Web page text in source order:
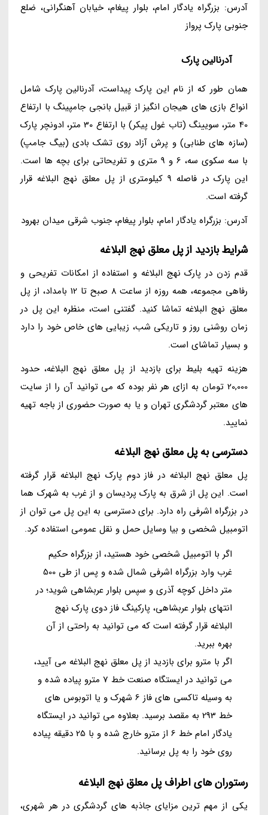
آدرس: بزرگراه یادگار امام، بلوار پیغام، خیابان آهنگرانی، ضلع
جنوبی پارک پرواز
آدرنالین پارک
همان طور که از نام این پارک پیداست، آدرنالین پارک شامل
انواع بازی های هیجان انگیز از قبیل بانجی جامپینگ با ارتفاع
40 متر، سویینگ (تاب غول پیکر) با ارتفاع 30 متر، ادونچر پارک
(سازه های طنابی) و پرش آزاد روی تشک بادی (بیگ جامپ)
با سه سکوی سه، 6 و 9 متری و تفریحاتی برای بچه ها است.
این پارک در فاصله 9 کیلومتری از پل معلق نهج البلاغه قرار
گرفته است.
آدرس: بزرگراه یادگار امام، بلوار پیغام، جنوب شرقی میدان بهرود
شرایط بازدید از پل معلق نهج البلاغه
قدم زدن در پارک نهج البلاغه و استفاده از امکانات تفریحی و
رفاهی مجموعه، همه روزه از ساعت 8 صبح تا 12 بامداد، از پل
معلق نهج البلاغه تماشا کنید. گفتنی است، منظره این پل در
زمان روشنی روز و تاریکی شب، زیبایی های خاص خود را دارد
و بسیار تماشای است.
هزینه تهیه بلیط برای بازدید از پل معلق نهج البلاغه، حدود
20,000 تومان به ازای هر نفر بوده که می توانید آن را از سایت
های معتبر گردشگری تهران و یا به صورت حضوری از باجه تهیه
نمایید.
دسترسی به پل معلق نهج البلاغه
پل معلق نهج البلاغه در فاز دوم پارک نهج البلاغه قرار گرفته
است. این پل از شرق به پارک پردیسان و از غرب به شهرک هما
در بزرگراه اشرفی راه دارد. برای دسترسی به این پل می توان از
اتومبیل شخصی و بیا وسایل حمل و نقل عمومی استفاده کرد.
اگر با اتومبیل شخصی خود هستید، از بزرگراه حکیم
غرب وارد بزرگراه اشرفی شمال شده و پس از طی 500
متر داخل کوچه آذری و سپس بلوار عربشاهی شوید؛ در
انتهای بلوار عربشاهی، پارکینگ فاز دوی پارک نهج
البلاغه قرار گرفته است که می توانید به راحتی از آن
بهره ببرید.
اگر با مترو برای بازدید از پل معلق نهج البلاغه می آیید،
می توانید در ایستگاه صنعت خط 7 مترو پیاده شده و
به وسیله تاکسی های فاز 6 شهرک و یا اتوبوس های
خط 293 به مقصد برسید. بعلاوه می توانید در ایستگاه
یادگار امام خط 6 از مترو خارج شده و با 25 دقیقه پیاده
روی خود را به پل برسانید.
رستوران های اطراف پل معلق نهج البلاغه
یکی از مهم ترین مزایای جاذبه های گردشگری در هر شهری،